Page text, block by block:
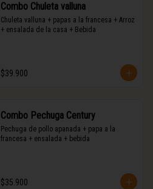
Combo Chuleta valluna
Chuleta valluna + papas a la francesa + Arroz
+ ensalada de la casa + Bebida
$39.900
Combo Pechuga Century
Pechuga de pollo apanada + papa a la
francesa + ensalada + bebida
$35.900